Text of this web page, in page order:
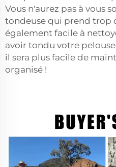
Vous n'aurez pas à vous
tondeuse qui prend trop
également facile à
avoir tondu votre
il sera plus facile de
organisé !